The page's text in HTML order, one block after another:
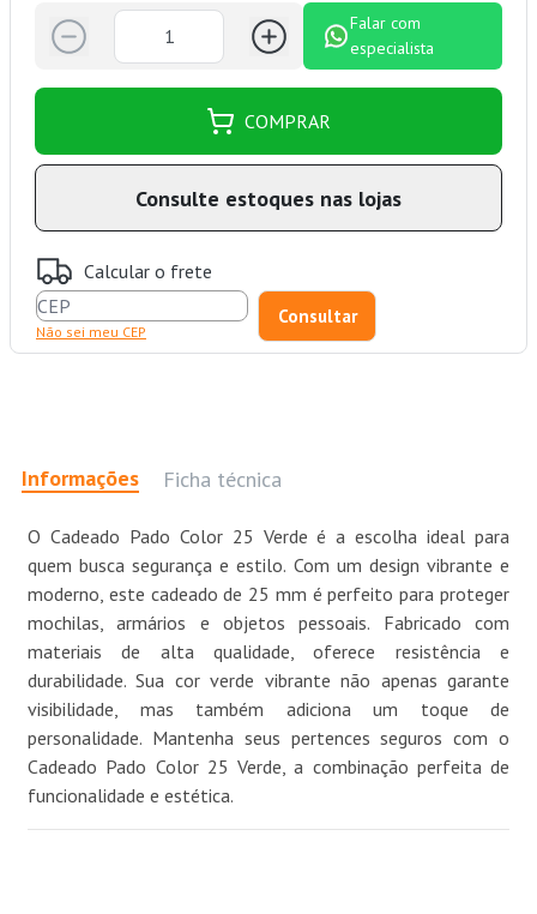
Falar com
especialista
COMPRAR
Consulte estoques nas lojas
Calcular o frete
Não sei meu CEP
Informações Ficha técnica
O Cadeado Pado Color 25 Verde é a escolha ideal para
quem busca segurança e estilo. Com um design vibrante e
moderno, este cadeado de 25 mm é perfeito para proteger
mochilas, armários e objetos pessoais. Fabricado com
materiais de alta qualidade, oferece resistência e
durabilidade. Sua cor verde vibrante não apenas garante
visibilidade, mas também adiciona um toque de
personalidade. Mantenha seus pertences seguros com o
Cadeado Pado Color 25 Verde, a combinação perfeita de
funcionalidade e estética.